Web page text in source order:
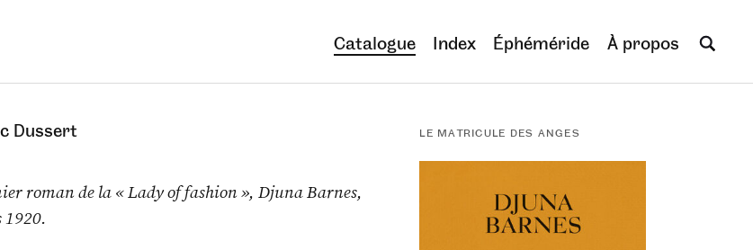
Catalogue Index Éphéméride À propos
Dussert LE MATRICULE DES ANGES
roman de la « Lady of fashion », Djuna Barnes,
1920.